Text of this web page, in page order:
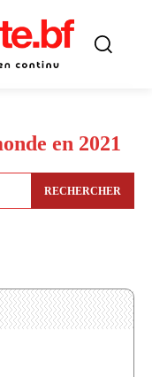
en 2021
RECHERCHER